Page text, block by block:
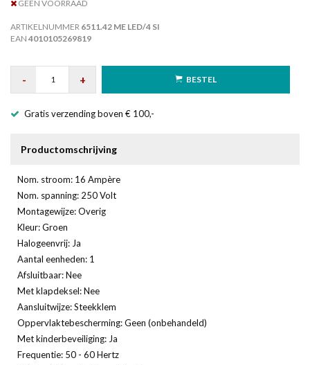
GEEN VOORRAAD
ARTIKELNUMMER 6511.42 ME LED/4 SI
EAN 4010105269819
- + BESTEL
Gratis verzending boven € 100,-
Productomschrijving
Nom. stroom: 16 Ampère
Nom. spanning: 250 Volt
Montagewijze: Overig
Kleur: Groen
Halogeenvrij: Ja
Aantal eenheden: 1
Afsluitbaar: Nee
Met klapdeksel: Nee
Aansluitwijze: Steekklem
Oppervlaktebescherming: Geen (onbehandeld)
Met kinderbeveiliging: Ja
Frequentie: 50 - 60 Hertz